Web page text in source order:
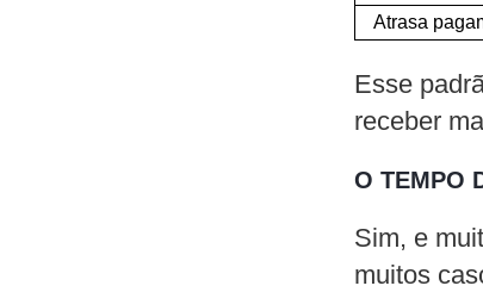
Atrasa
Esse
receber
O TEMPO
Sim, e
muitos